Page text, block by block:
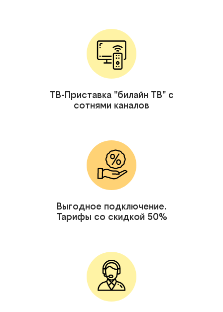
ТВ-Приставка "билайн ТВ" с
сотнями каналов
Выгодное подключение.
Тарифы со скидкой 50%